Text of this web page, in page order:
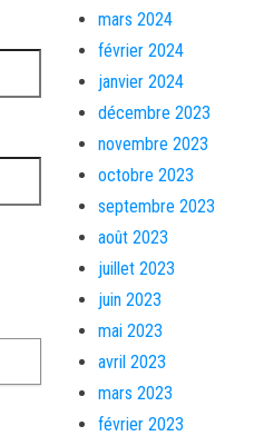
mars 2024
février 2024
janvier 2024
décembre 2023
novembre 2023
octobre 2023
septembre 2023
août 2023
juillet 2023
juin 2023
mai 2023
avril 2023
mars 2023
février 2023